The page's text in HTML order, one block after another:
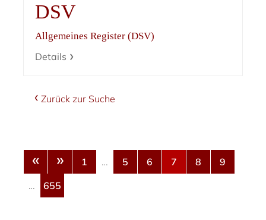
DSV
Allgemeines Register (DSV)
Details
Zurück zur Suche
« » 1 … 5 6 7 8
9
…
655